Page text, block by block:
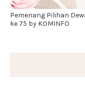
Pemenang Pilihan
ke 75 by KOMINFO